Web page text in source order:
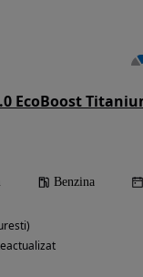
EcoBoost
Benzina